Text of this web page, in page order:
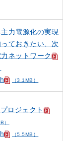
力電源化の実現
ておきたい、次
ネットワーク
（3.1MB）
ロジェクト
）
（5.5MB）